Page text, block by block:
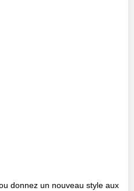
donnez un nouveau style aux